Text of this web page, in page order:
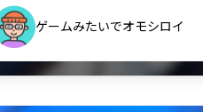
夢中で推しモビを探してビッ
間も滞在してしまった
久々のモーターショーがアプ
しめました